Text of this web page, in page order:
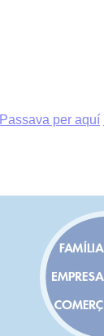
Passava per aquí